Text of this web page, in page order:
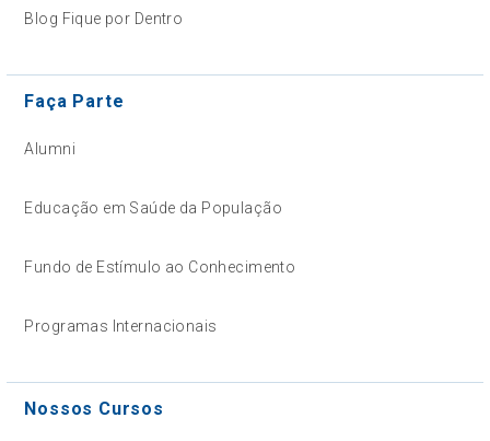
Blog Fique por Dentro
Faça Parte
Alumni
Educação em Saúde da População
Fundo de Estímulo ao Conhecimento
Programas Internacionais
Nossos Cursos